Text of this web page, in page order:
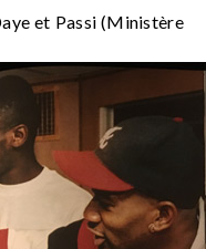
et Passi (Ministère